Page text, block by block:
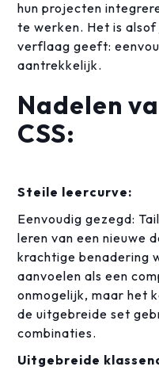
hun projecten
te werken. Het is
verflaag geeft:
aantrekkelijk.
Nadelen
CSS:
Steile leercurve:
Eenvoudig gezegd:
leren van een nieuwe
krachtige benadering
aanvoelen als een
onmogelijk, maar het
de uitgebreide set
combinaties.
Uitgebreide